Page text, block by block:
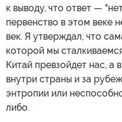
к выводу, что ответ —
первенство в этом веке
век. Я утверждал, что
которой мы
Китай превзойдет нас, а
внутри страны и за
энтропии или
либо.